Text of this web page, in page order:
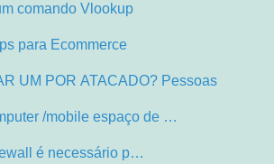
comando Vlookup
para Ecommerce
UM POR ATACADO? Pessoas
/mobile espaço de …
é necessário p…